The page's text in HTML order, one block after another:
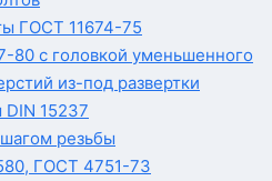
ГОСТ 11674-75
80 с головкой уменьшенного
из-под развертки
15237
резьбы
ГОСТ 4751-73